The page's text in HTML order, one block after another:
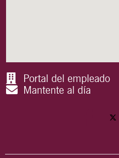
Portal del empleado
Mantente al día